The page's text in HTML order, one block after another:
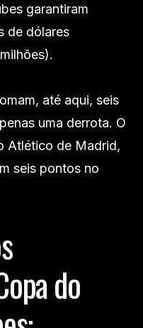
garantiram
de dólares
até aqui, seis
uma derrota. O
Atlético de Madrid,
seis pontos no
do